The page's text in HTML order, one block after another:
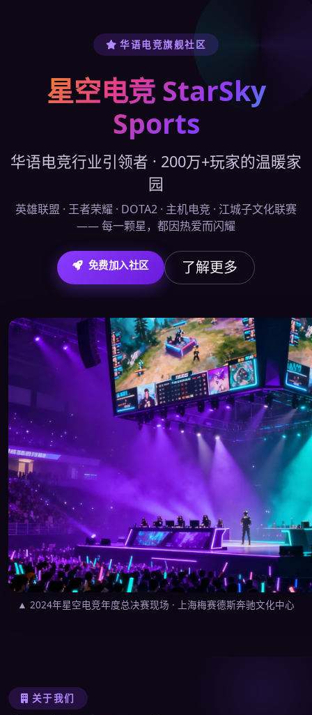
华语电竞旗舰社区
星空电竞 StarSky
Sports
华语电竞行业引领者 · 200万+玩家的温暖家
园
英雄联盟 · 王者荣耀 · DOTA2 · 主机电竞 · 江城子文化联赛
—— 每一颗星，都因热爱而闪耀
免费加入社区 了解更多
▲ 2024年星空电竞年度总决赛现场 · 上海梅赛德斯奔驰文化中心
关于我们